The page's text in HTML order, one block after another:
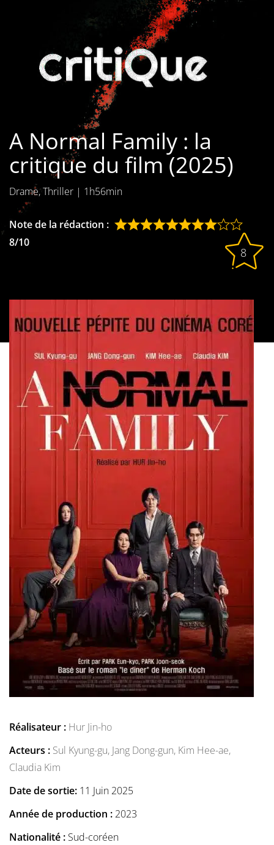
Les films par
Séries
Les films
interdits
Les Dossiers
Les disparus
Les acteurs
Les actrices
A Normal Family : la
critique du film (2025)
Drame, Thriller | 1h56min
Note de la rédaction :
8/10
8
Réalisateur : Hur Jin-ho
Acteurs : Sul Kyung-gu, Jang Dong-gun, Kim Hee-ae,
Claudia Kim
Date de sortie: 11 Juin 2025
Année de production : 2023
Nationalité : Sud-coréen